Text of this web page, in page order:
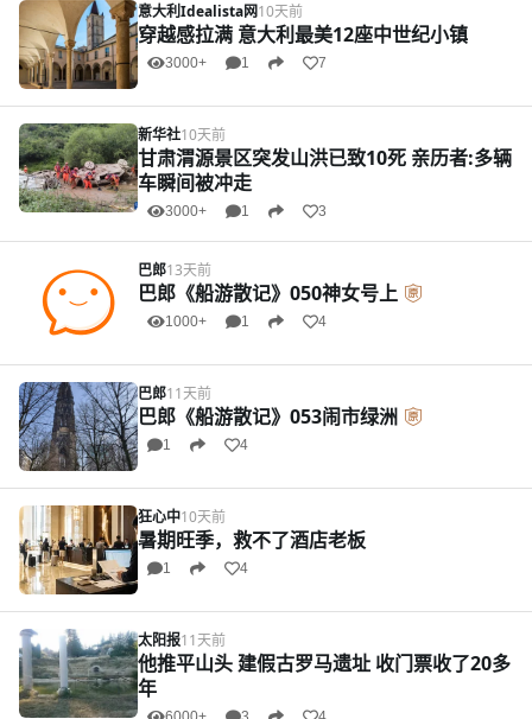
意大利Idealista网10天前
穿越感拉满 意大利最美12座中世纪小镇
3000+ 1 7
新华社10天前
甘肃渭源景区突发山洪已致10死 亲历者:多辆
车瞬间被冲走
3000+ 1 3
巴郎13天前
巴郎《船游散记》050神女号上
1000+ 1 4
巴郎11天前
巴郎《船游散记》053闹市绿洲
1 4
狂心中10天前
暑期旺季，救不了酒店老板
1 4
太阳报11天前
他推平山头 建假古罗马遗址 收门票收了20多
年